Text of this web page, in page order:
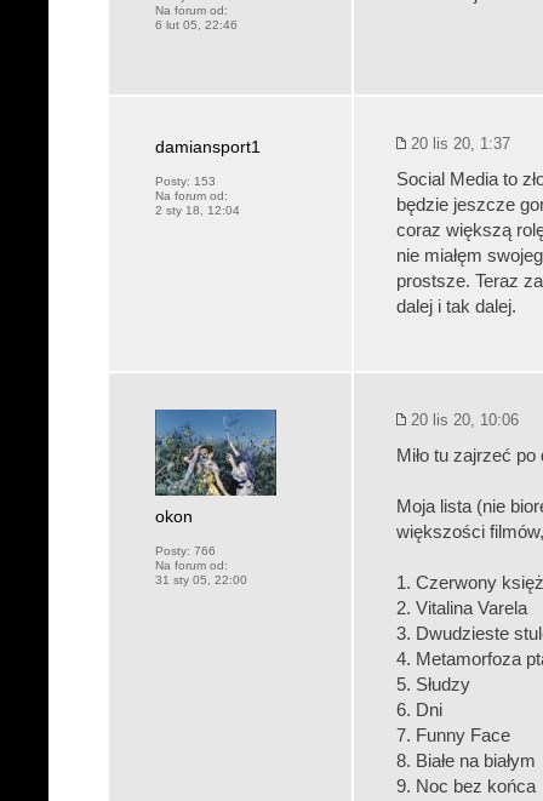
Na forum od:
6 lut 05, 22:46
damiansport1
Posty: 153
Na forum od:
2 sty 18, 12:04
20 lis 20, 1:37
Social Media to
będzie jeszcze
coraz większą
nie miałęm
prostsze. Teraz
dalej i tak dalej.
okon
Posty: 766
Na forum od:
31 sty 05, 22:00
20 lis 20, 10:06
Miło tu zajrzeć po
Moja lista (nie
większości
1. Czerwony
2. Vitalina Varela
3. Dwudzieste
4. Metamorfoza
5. Słudzy
6. Dni
7. Funny Face
8. Białe na białym
9. Noc bez końca